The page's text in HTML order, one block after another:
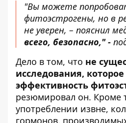
"Вы можете
фитоэстрогены, но в
не уверен, – пояснил
всего, безопасно," -
Дело в том, что не
исследования,
эффективность
резюмировал он. Кроме
употреблении извне,
гормонов,